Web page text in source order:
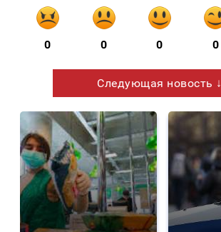
0 0 0 0
Следующая новость ↓